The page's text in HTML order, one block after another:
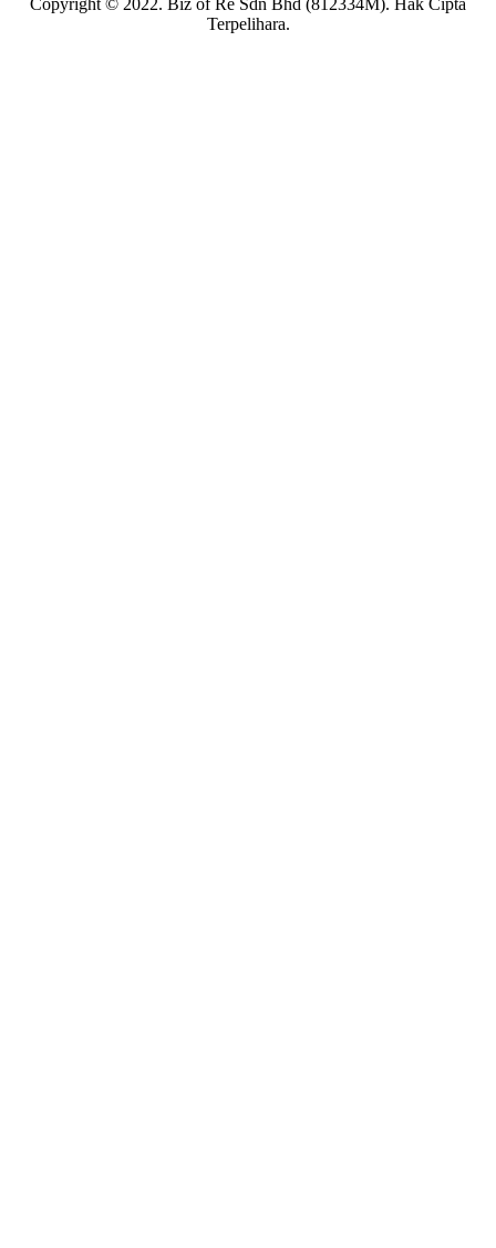
Copyright © 2022. Biz of Re Sdn Bhd (812334M). Hak Cipta
Terpelihara.